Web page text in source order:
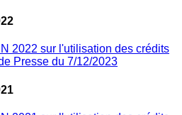
2022 sur l'utilisation des crédits
Presse du 7/12/2023